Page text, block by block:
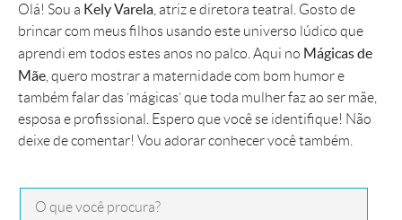
Olá! Sou a Kely Varela , atriz e diretora teatral. Gosto de
brincar com meus filhos usando este universo lúdico que
aprendi em todos estes anos no palco. Aqui no Mágicas de
Mãe , quero mostrar a maternidade com bom humor e
também falar das ‘mágicas’ que toda mulher faz ao ser mãe,
esposa e profissional. Espero que você se identifique! Não
deixe de comentar! Vou adorar conhecer você também.